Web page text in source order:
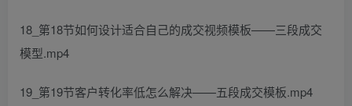
18_第18节如何设计适合自己的成交视频模板——三段成交
模型.mp4
19_第19节客户转化率低怎么解决——五段成交模板.mp4